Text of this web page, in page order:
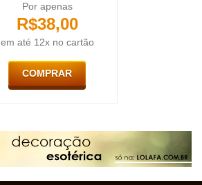
Por apenas
R$38,00
em até 12x no cartão
COMPRAR